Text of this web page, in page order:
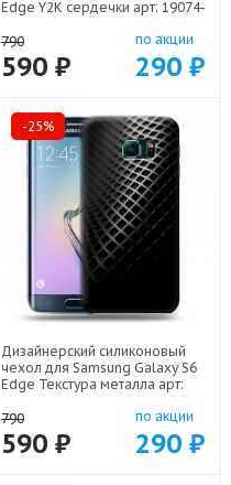
Edge Y2K сердечки арт: 19074-
790
590 ₽
по акции
290 ₽
-25%
Дизайнерский силиконовый
чехол для Samsung Galaxy S6
Edge Текстура металла арт:
790
590 ₽
по акции
290 ₽